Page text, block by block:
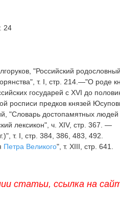
24
"Российский родословный
т. I, стр. 214.—"О роде
государей с XVI до
росписи предков князей
"Словарь достопамятных людей
лексикон", ч. XIV, стр. 367. —
т. I, стр. 384, 386, 483, 492.
Петра Великого", т. XIII, стр. 641.
статьи, ссылка на